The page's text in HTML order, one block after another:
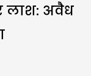
लाश: अवैध